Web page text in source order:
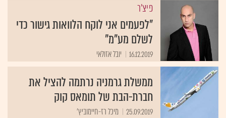
פיצ'ר
"לפעמים אני לוקח הלוואות גישור כדי
לשלם מע"מ"
16.12.2019 יובל אזולאי
ממשלת גרמניה נרתמה להציל את
חברת-הבת של תומאס קוק
25.09.2019 מיכל רז-חיימוביץ'